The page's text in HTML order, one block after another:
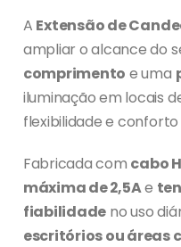
A Extensão de
ampliar o alcance do
comprimento e uma
iluminação em locais
flexibilidade e
Fabricada com cabo
máxima de 2,5Ae
fiabilidade no uso
escritórios ou áreas